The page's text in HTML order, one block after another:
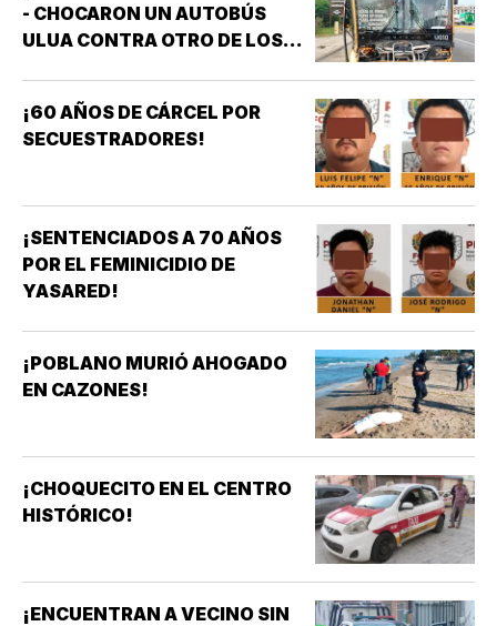
- CHOCARON UN AUTOBÚS
ULUA CONTRA OTRO DE LOS
¡60 AÑOS DE CÁRCEL POR
SECUESTRADORES!
¡SENTENCIADOS A 70 AÑOS
POR EL FEMINICIDIO DE
YASARED!
¡POBLANO MURIÓ AHOGADO
EN CAZONES!
¡CHOQUECITO EN EL CENTRO
HISTÓRICO!
¡ENCUENTRAN A VECINO SIN